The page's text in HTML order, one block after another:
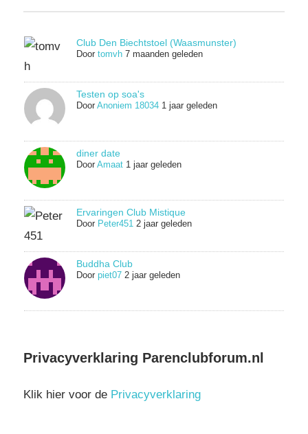
Club Den Biechtstoel (Waasmunster)
Door tomvh 7 maanden geleden
Testen op soa's
Door Anoniem 18034 1 jaar geleden
diner date
Door Amaat 1 jaar geleden
Ervaringen Club Mistique
Door Peter451 2 jaar geleden
Buddha Club
Door piet07 2 jaar geleden
Privacyverklaring Parenclubforum.nl
Klik hier voor de Privacyverklaring